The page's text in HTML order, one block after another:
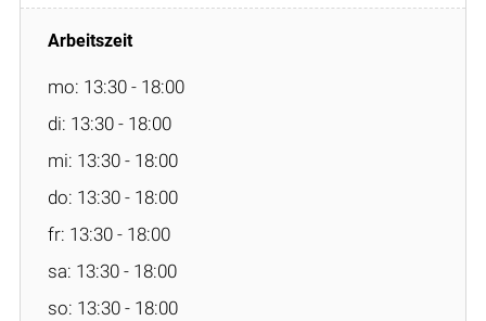
mo: 13:30 - 18:00
di: 13:30 - 18:00
mi: 13:30 - 18:00
do: 13:30 - 18:00
fr: 13:30 - 18:00
sa: 13:30 - 18:00
so: 13:30 - 18:00